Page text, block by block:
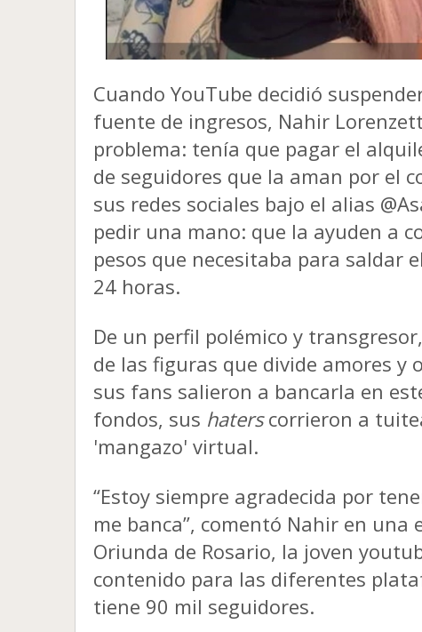
Cuando YouTube decidió
fuente de ingresos, Nahir
problema: tenía que pagar el
de seguidores que la aman por el
sus redes sociales bajo el alias
pedir una mano: que la ayuden a
pesos que necesitaba para saldar
24 horas.
De un perfil polémico y
de las figuras que divide amores y
sus fans salieron a bancarla en
fondos, sus haterscorrieron a
'mangazo' virtual.
“Estoy siempre agradecida por
me banca”, comentó Nahir en una
Oriunda de Rosario, la joven
contenido para las diferentes
tiene 90 mil seguidores.